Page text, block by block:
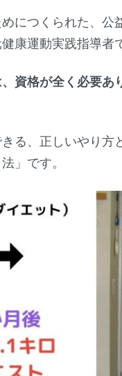
につくられた、
康運動実践指導者
資格が全く必要あ
る、正しいやり方
」です。